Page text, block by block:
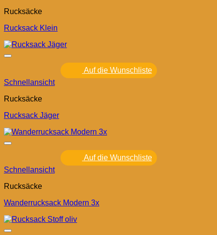
Rucksäcke
Rucksack Klein
Auf die Wunschliste
Schnellansicht
Rucksäcke
Rucksack Jäger
Auf die Wunschliste
Schnellansicht
Rucksäcke
Wanderrucksack Modern 3x